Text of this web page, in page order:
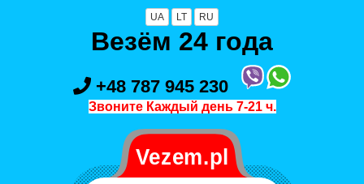
UA LT RU
Везём 24 года
+48 787 945 230
Звоните Каждый день 7-21 ч.